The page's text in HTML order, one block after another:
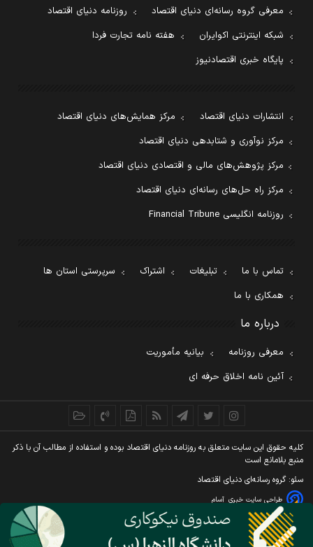
معرفی گروه رسانه‌ای دنیای اقتصاد
روزنامه دنیای اقتصاد
شبکه اینترنتی اکوایران
هفته نامه تجارت فردا
پایگاه خبری اقتصادنیوز
انتشارات دنیای اقتصاد
مرکز همایش‌های دنیای اقتصاد
مرکز نوآوری و شتابدهی دنیای اقتصاد
مرکز پژوهش‌های مالی و اقتصادی دنیای اقتصاد
مرکز راه حل‌های رسانه‌ای دنیای اقتصاد
روزنامه انگلیسی Financial Tribune
تماس با ما تبلیغات اشتراک
سرپرستی استان ها
همکاری با ما
درباره ما
معرفی روزنامه
بیانیه مأموریت
آئین نامه اخلاق حرفه ای
کليه حقوق اين سايت متعلق به روزنامه دنيای اقتصاد بوده و استفاده از مطالب آن با ذکر
منبع بلامانع است
سئو: گروه رسانه‌ای دنیای اقتصاد
طراحی سایت خبری آسام